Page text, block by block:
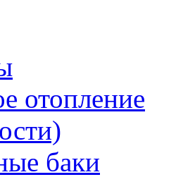
отопление
баки